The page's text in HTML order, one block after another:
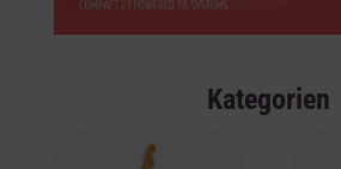
Kategorien